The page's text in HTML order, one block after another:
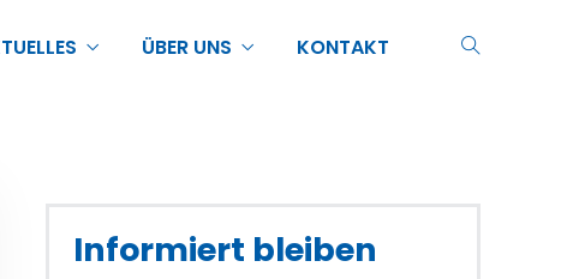
ÜBER UNS KONTAKT
Informiert bleiben